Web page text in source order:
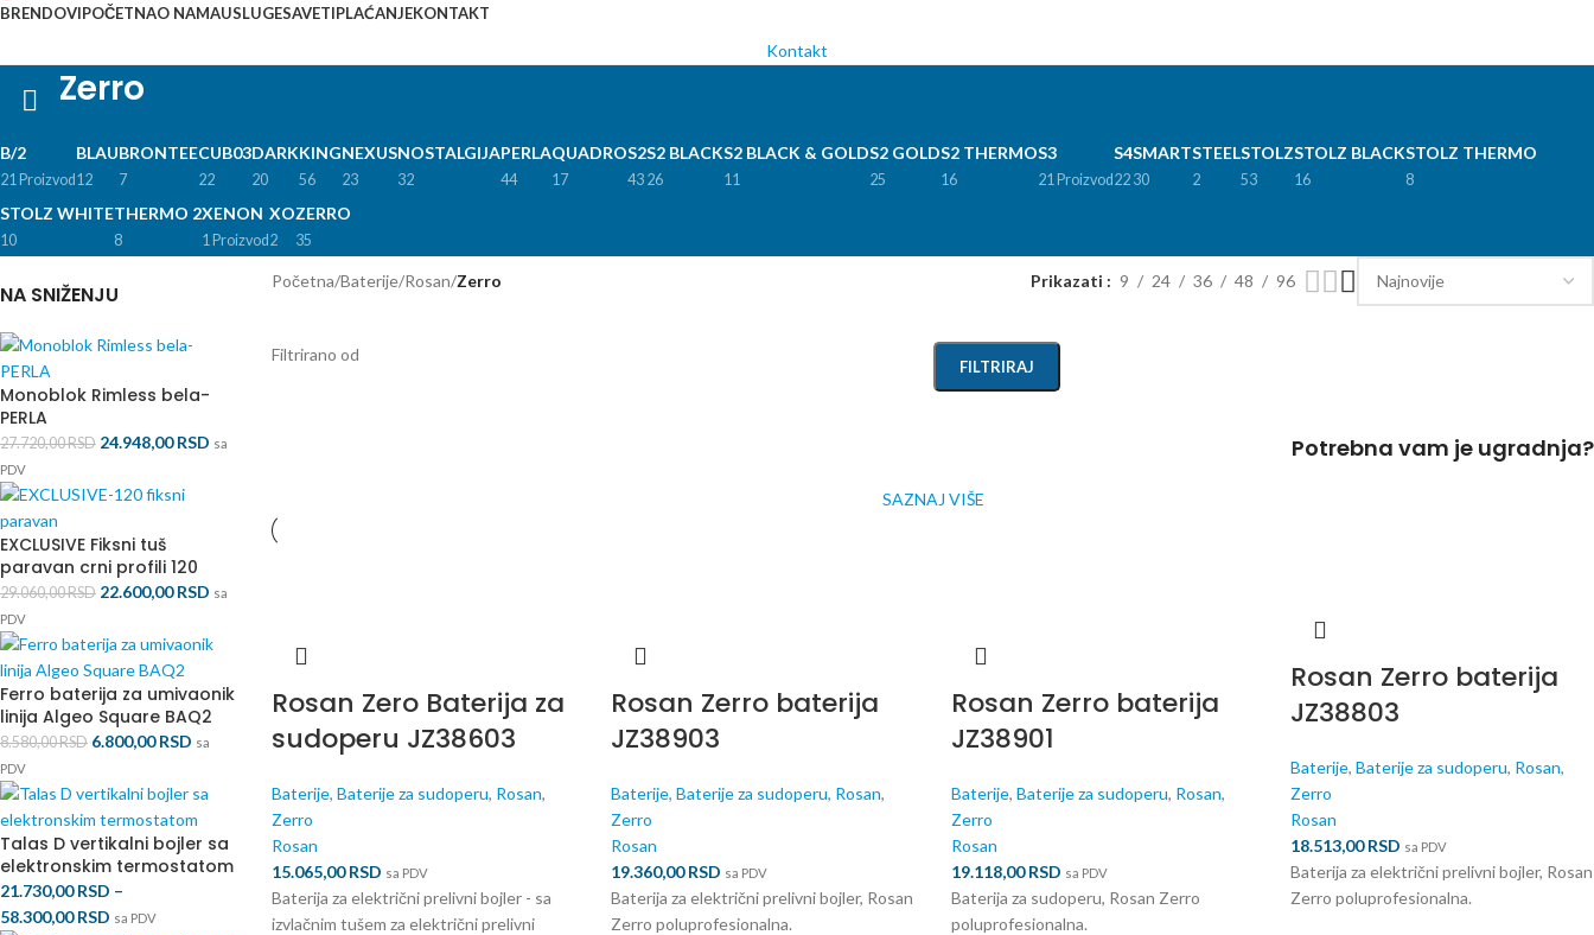
BRENDOVIPOČETNAO NAMAUSLUGESAVETIPLAĆANJEKONTAKT
Kontakt
Zerro
B/2
21 Proizvod
BLAU
12
BRONTEE
7
CUB03
22
DARK
20
KING
56
NEXUS
23
NOSTALGIJA
32
PERLA
44
QUADRO
17
S2
43
S2 BLACK
26
S2 BLACK & GOLD
11
S2 GOLD
25
S2 THERMO
16
S3
21 Proizvod
S4
22
SMART
30
STEEL
2
STOLZ
53
STOLZ BLACK
16
STOLZ THERMO
8
STOLZ WHITE
10
THERMO 2
8
XENON
1 Proizvod
XO
2
ZERRO
35
NA SNIŽENJU
Monoblok Rimless bela-
PERLA
27.720,00RSD 24.948,00RSD sa
PDV
EXCLUSIVE Fiksni tuš
paravan crni profili 120
29.060,00RSD 22.600,00RSD sa
PDV
Ferro baterija za umivaonik
linija Algeo Square BAQ2
8.580,00RSD 6.800,00RSD sa
PDV
Talas D vertikalni bojler sa
elektronskim termostatom
21.730,00RSD –
58.300,00RSD sa PDV
Početna/Baterije/Rosan/Zerro Prikazati 9 24 36 48 96
Filtrirano od
FILTRIRAJ
Potrebna vam je ugradnja?
SAZNAJ VIŠE
Rosan Zero Baterija za
sudoperu JZ38603
Baterije, Baterije za sudoperu, Rosan,
Zerro
Rosan
15.065,00RSD sa PDV
Baterija za električni prelivni bojler - sa
izvlačnim tušem za električni prelivni
Rosan Zerro baterija
JZ38903
Baterije, Baterije za sudoperu, Rosan,
Zerro
Rosan
19.360,00RSD sa PDV
Baterija za električni prelivni bojler, Rosan
Zerro poluprofesionalna.
Rosan Zerro baterija
JZ38901
Baterije, Baterije za sudoperu, Rosan,
Zerro
Rosan
19.118,00RSD sa PDV
Baterija za sudoperu, Rosan Zerro
poluprofesionalna.
Rosan Zerro baterija
JZ38803
Baterije, Baterije za sudoperu, Rosan,
Zerro
Rosan
18.513,00RSD sa PDV
Baterija za električni prelivni bojler, Rosan
Zerro poluprofesionalna.